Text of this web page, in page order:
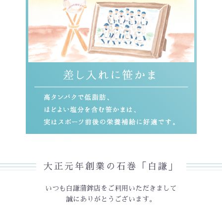
大正元年創業の石巻「白謙」
いつも白謙蒲鉾店をご利用いただきまして
誠にありがとうございます。